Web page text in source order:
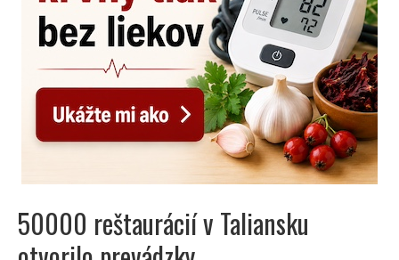
50000 reštaurácií v Taliansku